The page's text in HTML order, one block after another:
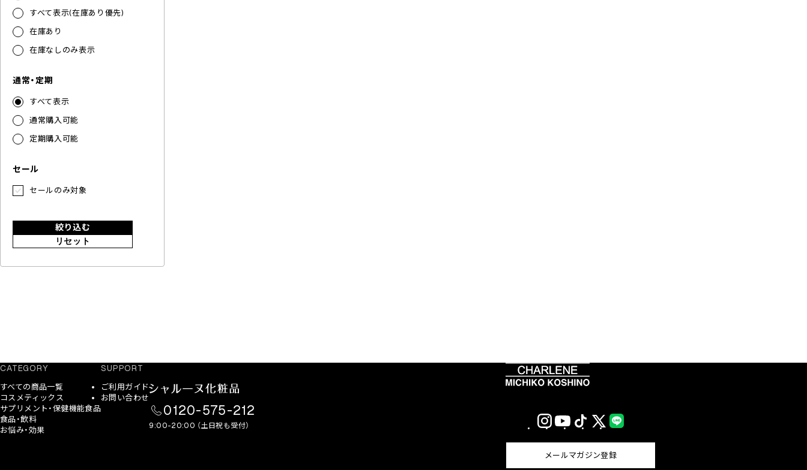
すべて表示(在庫あり優先)
在庫あり
在庫なしのみ表示
通常・定期
すべて表示
通常購入可能
定期購入可能
セール
セールのみ対象
絞り込む
リセット
CATEGORY
すべての商品一覧
コスメティックス
サプリメント・保健機能食品
食品・飲料
お悩み・効果
SUPPORT
ご利用ガイド
お問い合わせ
0120-575-212
9:00-20:00 （土日祝も受付）
InstagramYouTubeTikTok X
(Twitter)
メールマガジン登録